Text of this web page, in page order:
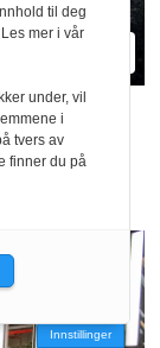
i
Innstillinger
til deg
mer i vår
under, vil
i
tvers av
finner du på